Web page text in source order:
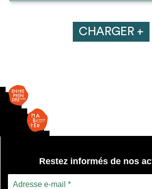
CHARGER +
Restez informés de nos